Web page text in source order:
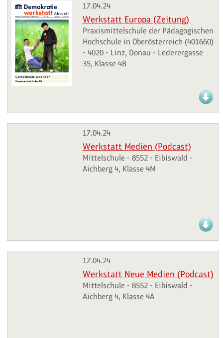
17.04.24
Werkstatt Europa (Zeitung)
Praxismittelschule der Pädagogischen
Hochschule in Oberösterreich (401660)
- 4020 - Linz, Donau - Lederergasse
35, Klasse 4B
17.04.24
Werkstatt Medien (Podcast)
Mittelschule - 8552 - Eibiswald -
Aichberg 4, Klasse 4M
17.04.24
Werkstatt Neue Medien (Podcast)
Mittelschule - 8552 - Eibiswald -
Aichberg 4, Klasse 4A